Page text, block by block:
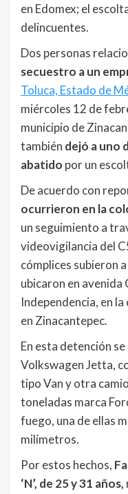
en Edomex; el
delincuentes.
Dos personas
secuestro a un
Toluca, Estado de
miércoles 12 de
municipio de
también dejó a uno
abatido por un
De acuerdo con
ocurrieron en la
un seguimiento a
videovigilancia del
cómplices subieron
ubicaron en
Independencia, en
en Zinacantepec.
En esta detención
Volkswagen Jetta,
tipo Van y otra
toneladas marca
fuego, una de ellas
milímetros.
Por estos hechos,
‘N’, de 25 y 31 años,